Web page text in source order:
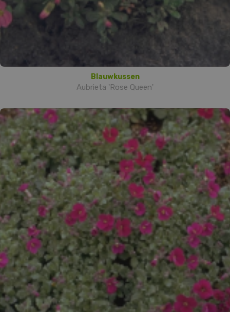
Blauwkussen
Aubrieta 'Rose Queen'